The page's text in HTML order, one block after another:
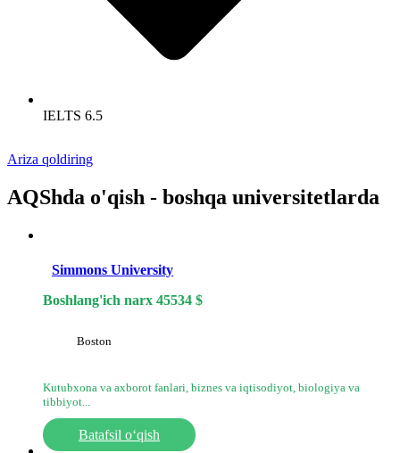
IELTS 6.5
Ariza qoldiring
AQShda o'qish - boshqa universitetlarda
Simmons University
Boshlang'ich narx 45534 $
Boston
Kutubxona va axborot fanlari, biznes va iqtisodiyot, biologiya va
tibbiyot...
Batafsil o‘qish